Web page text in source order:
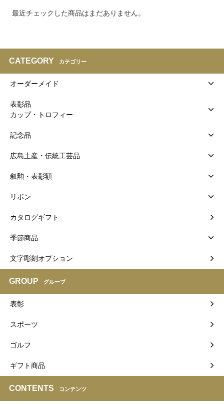
最近チェックした商品はまだありません。
CATEGORY カテゴリー
オーダーメイド
表彰品
カップ・トロフィー
記念品
広島土産・伝統工芸品
叙勲・表彰額
リボン
カタログギフト
季節商品
文字彫刻オプション
GROUP グループ
表彰
スポーツ
ゴルフ
ギフト商品
CONTENTS コンテンツ